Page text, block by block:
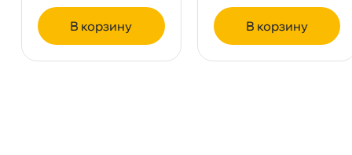
корзину корзину
пр.Науки 10к1 (2 этаж)
0 шт
ПН–ВС10:00 – 21:00